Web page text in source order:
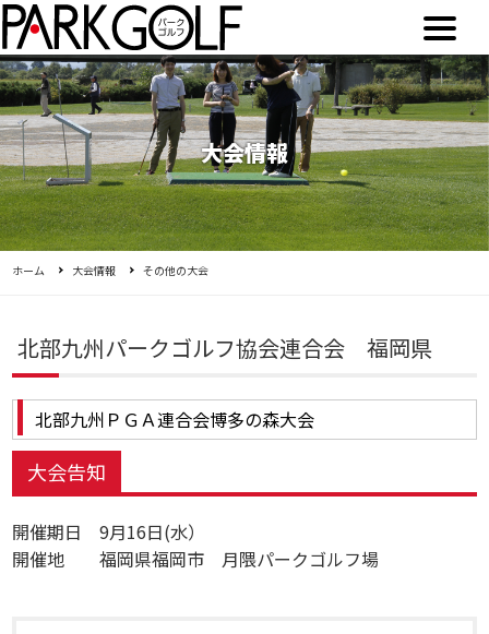
大会情報
ホーム 大会情報 その他の大会
北部九州パークゴルフ協会連合会 福岡県
北部九州ＰＧＡ連合会博多の森大会
大会告知
開催期日 9月16日(水）
開催地 福岡県福岡市 月隈パークゴルフ場